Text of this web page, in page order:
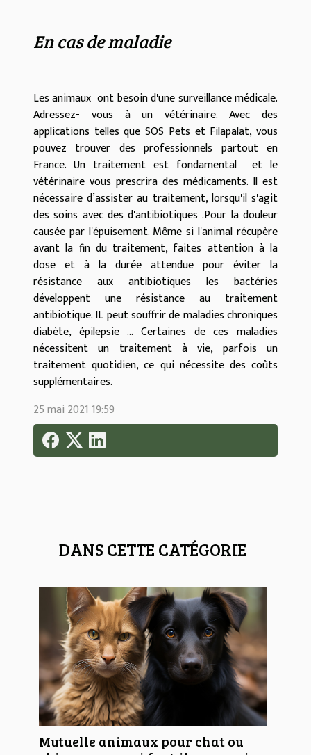
En cas de maladie
Les animaux ont besoin d'une surveillance médicale.
Adressez- vous à un vétérinaire. Avec des
applications telles que SOS Pets et Filapalat, vous
pouvez trouver des professionnels partout en
France. Un traitement est fondamental et le
vétérinaire vous prescrira des médicaments. Il est
nécessaire d’assister au traitement, lorsqu'il s'agit
des soins avec des d'antibiotiques .Pour la douleur
causée par l'épuisement. Même si l'animal récupère
avant la fin du traitement, faites attention à la
dose et à la durée attendue pour éviter la
résistance aux antibiotiques les bactéries
développent une résistance au traitement
antibiotique. IL peut souffrir de maladies chroniques
diabète, épilepsie ... Certaines de ces maladies
nécessitent un traitement à vie, parfois un
traitement quotidien, ce qui nécessite des coûts
supplémentaires.
25 mai 2021 19:59
DANS CETTE CATÉGORIE
Mutuelle animaux pour chat ou